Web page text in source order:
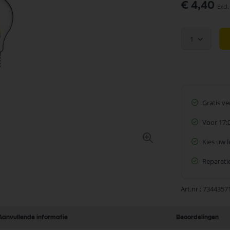
€ 4,40
1
Gratis
Voor
Kies uw
Art.nr.
informatie Beoordelingen